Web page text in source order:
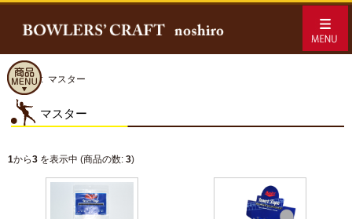
ホーム:: マスター
マスター
1から3 を表示中 (商品の数: 3)